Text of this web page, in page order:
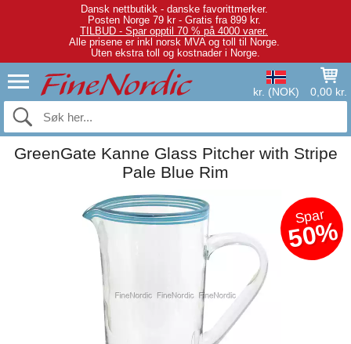
Dansk nettbutikk - danske favorittmerker.
Posten Norge 79 kr - Gratis fra 899 kr.
TILBUD - Spar opptil 70 % på 4000 varer.
Alle prisene er inkl norsk MVA og toll til Norge.
Uten ekstra toll og kostnader i Norge.
kr. (NOK) 0,00 kr.
GreenGate Kanne Glass Pitcher with Stripe
Pale Blue Rim
Spar
50%